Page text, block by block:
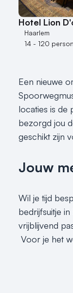
Hotel Lion
Haarlem
14 - 120
Een nieuwe
locaties is de
bezorgd jou
geschikt zijn
Jouw
Wil je tijd
bedrijfsuitje
vrijblijvend
Voor je het